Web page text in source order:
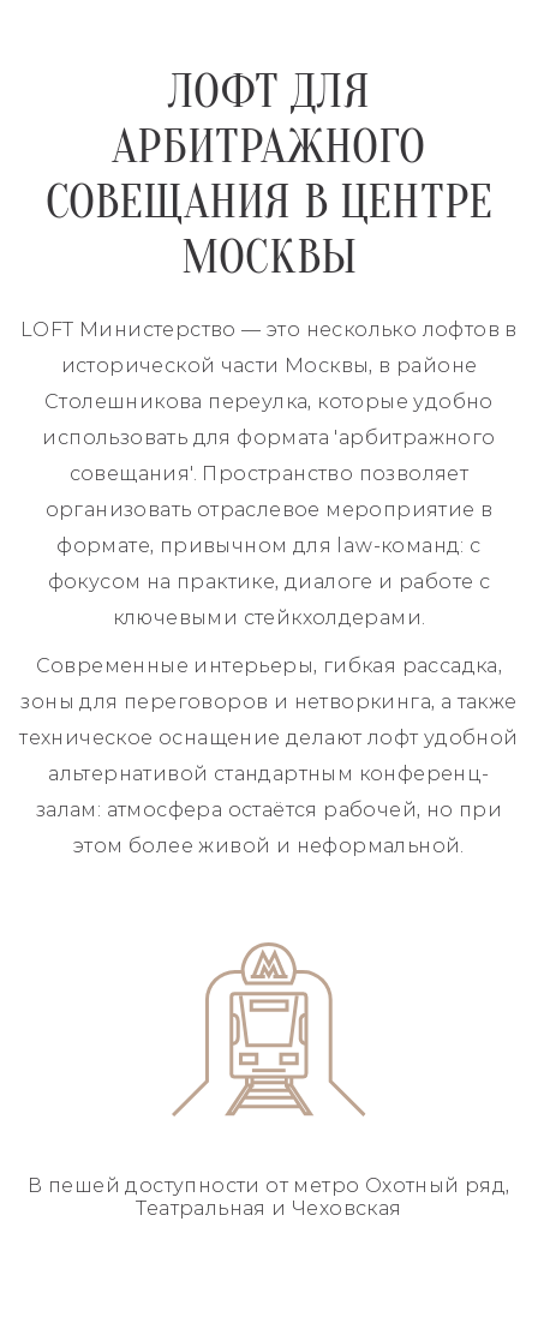
ЛОФТ ДЛЯ
АРБИТРАЖНОГО
СОВЕЩАНИЯ В ЦЕНТРЕ
МОСКВЫ
LOFT Министерство — это несколько лофтов в
исторической части Москвы, в районе
Столешникова переулка, которые удобно
использовать для формата 'арбитражного
совещания'. Пространство позволяет
организовать отраслевое мероприятие в
формате, привычном для law-команд: с
фокусом на практике, диалоге и работе с
ключевыми стейкхолдерами.
Современные интерьеры, гибкая рассадка,
зоны для переговоров и нетворкинга, а также
техническое оснащение делают лофт удобной
альтернативой стандартным конференц-
залам: атмосфера остаётся рабочей, но при
этом более живой и неформальной.
В пешей доступности от метро Охотный ряд,
Театральная и Чеховская